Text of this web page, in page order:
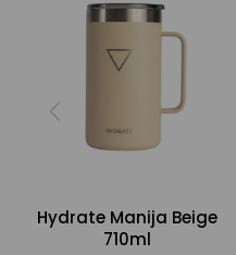
Hydrate Manija Beige
710ml